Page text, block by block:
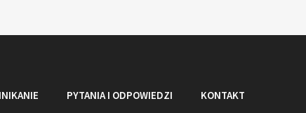
PYTANIA I ODPOWIEDZI KONTAKT